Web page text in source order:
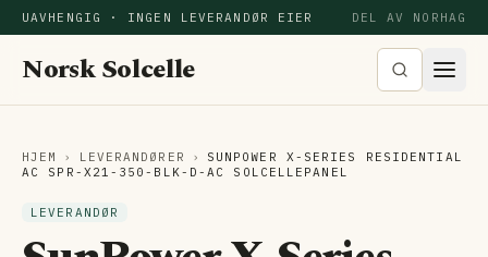
UAVHENGIG · INGEN LEVERANDØR EIER DEL AV NORHAG
Norsk Solcelle
HJEM › LEVERANDØRER ›
SUNPOWER X-SERIES RESIDENTIAL
AC SPR-X21-350-BLK-D-AC SOLCELLEPANEL
LEVERANDØR